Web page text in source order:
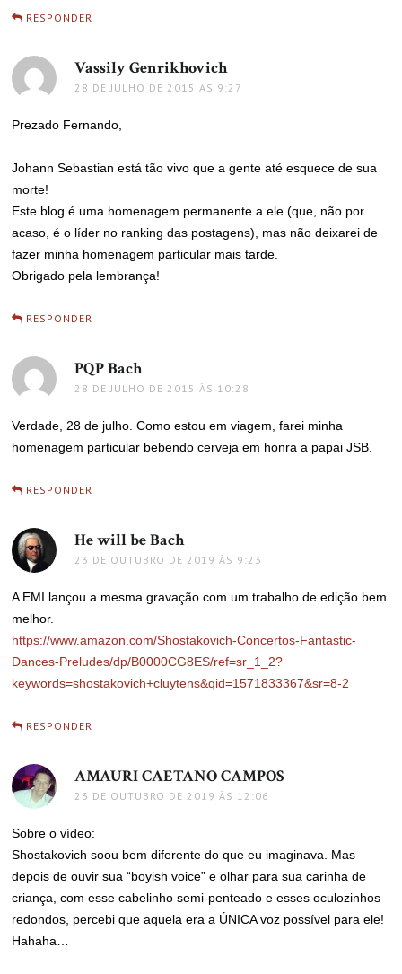
RESPONDER
Vassily Genrikhovichdisse:
28 DE JULHO DE 2015 ÀS 9:27
Prezado Fernando,
Johann Sebastian está tão vivo que a gente até esquece de sua
morte!
Este blog é uma homenagem permanente a ele (que, não por
acaso, é o líder no ranking das postagens), mas não deixarei de
fazer minha homenagem particular mais tarde.
Obrigado pela lembrança!
RESPONDER
PQP Bachdisse:
28 DE JULHO DE 2015 ÀS 10:28
Verdade, 28 de julho. Como estou em viagem, farei minha
homenagem particular bebendo cerveja em honra a papai JSB.
RESPONDER
He will be Bachdisse:
23 DE OUTUBRO DE 2019 ÀS 9:23
A EMI lançou a mesma gravação com um trabalho de edição bem
melhor.
https://www.amazon.com/Shostakovich-Concertos-Fantastic-
Dances-Preludes/dp/B0000CG8ES/ref=sr_1_2?
keywords=shostakovich+cluytens&qid=1571833367&sr=8-2
RESPONDER
AMAURI CAETANO CAMPOS
23 DE OUTUBRO DE 2019 ÀS 12:06
Sobre o vídeo:
Shostakovich soou bem diferente do que eu imaginava. Mas
depois de ouvir sua “boyish voice” e olhar para sua carinha de
criança, com esse cabelinho semi-penteado e esses oculozinhos
redondos, percebi que aquela era a ÚNICA voz possível para ele!
Hahaha…